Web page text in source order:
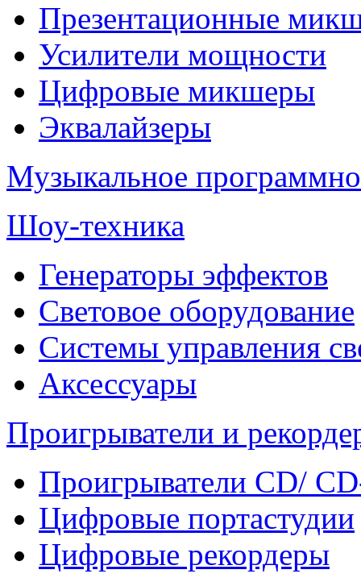
Презентационные
Усилители мощности
Цифровые микшеры
Эквалайзеры
Музыкальное
Шоу-техника
Генераторы эффектов
Световое оборудование
Системы управления
Аксессуары
Проигрыватели и
Проигрыватели CD/
Цифровые портастудии
Цифровые рекордеры